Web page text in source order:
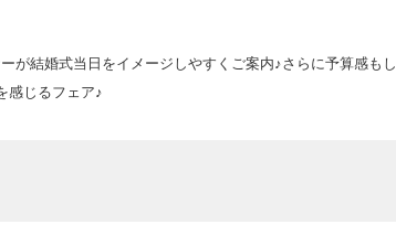
が結婚式当日をイメージしやすくご案内♪さらに予算感もし
感じるフェア♪